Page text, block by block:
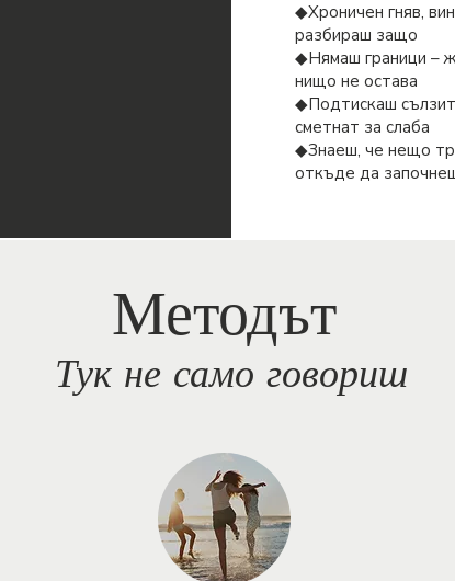
◆Хроничен гняв,
разбираш защо
◆Нямаш граници –
нищо не остава
◆Подтискаш
сметнат за слаба
◆Знаеш, че нещо
откъде да
Методът
Тук не само говориш